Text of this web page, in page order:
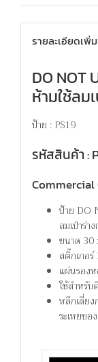
รายละเอียดเพิ่
DO NOT
ห้ามใช้ลม
ป้าย : PS19
รหัสสินค้า :
Commercial
ป้าย DO
ลมเป่าร่า
ขนาด 30
สติ๊กเกอ
แผ่นรอง
ใช้สำหรับ
หลีกเลี่ย
ระเหยขอ